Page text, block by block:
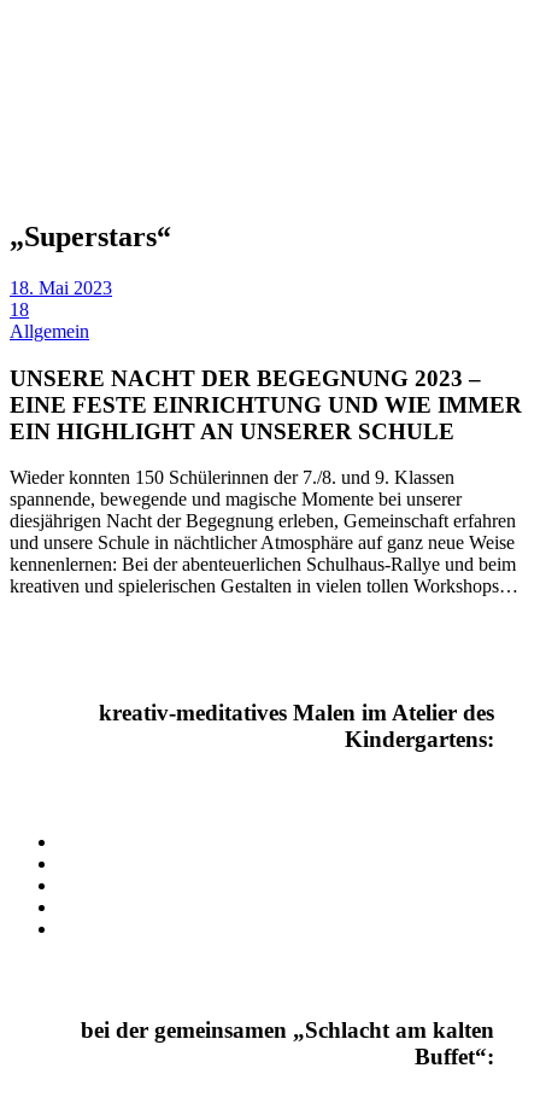
„Superstars“
18. Mai 2023
18
Allgemein
UNSERE NACHT DER BEGEGNUNG 2023 –
EINE FESTE EINRICHTUNG UND WIE IMMER
EIN HIGHLIGHT AN UNSERER SCHULE
Wieder konnten 150 Schülerinnen der 7./8. und 9. Klassen
spannende, bewegende und magische Momente bei unserer
diesjährigen Nacht der Begegnung erleben, Gemeinschaft erfahren
und unsere Schule in nächtlicher Atmosphäre auf ganz neue Weise
kennenlernen: Bei der abenteuerlichen Schulhaus-Rallye und beim
kreativen und spielerischen Gestalten in vielen tollen Workshops…
kreativ-meditatives Malen im Atelier des
Kindergartens:
bei der gemeinsamen „Schlacht am kalten
Buffet“: